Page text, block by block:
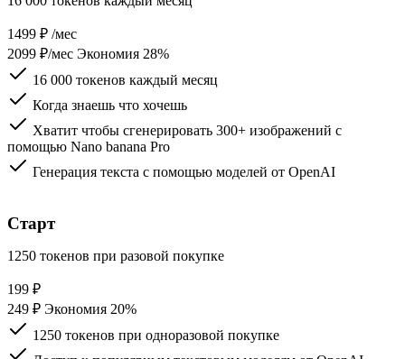
1499 ₽ /мес
2099 ₽/мес Экономия 28%
16 000 токенов каждый месяц
Когда знаешь что хочешь
Хватит чтобы сгенерировать 300+ изображений с
помощью Nano banana Pro
Генерация текста c помощью моделей от OpenAI
Старт
1250 токенов при разовой покупке
199 ₽
249 ₽ Экономия 20%
1250 токенов при одноразовой покупке